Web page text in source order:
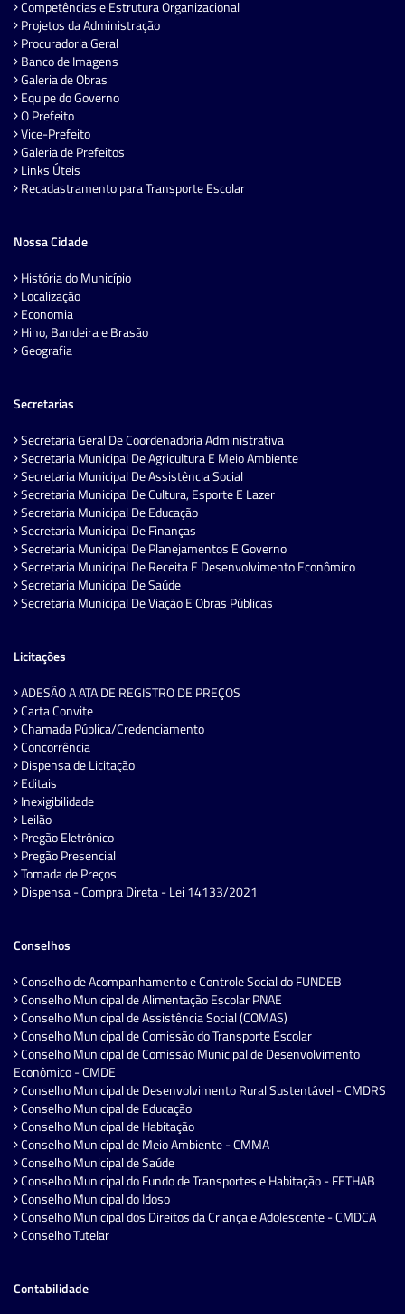
Competências e Estrutura Organizacional
Projetos da Administração
Procuradoria Geral
Banco de Imagens
Galeria de Obras
Equipe do Governo
O Prefeito
Vice-Prefeito
Galeria de Prefeitos
Links Úteis
Recadastramento para Transporte Escolar
Nossa Cidade
História do Município
Localização
Economia
Hino, Bandeira e Brasão
Geografia
Secretarias
Secretaria Geral De Coordenadoria Administrativa
Secretaria Municipal De Agricultura E Meio Ambiente
Secretaria Municipal De Assistência Social
Secretaria Municipal De Cultura, Esporte E Lazer
Secretaria Municipal De Educação
Secretaria Municipal De Finanças
Secretaria Municipal De Planejamentos E Governo
Secretaria Municipal De Receita E Desenvolvimento Econômico
Secretaria Municipal De Saúde
Secretaria Municipal De Viação E Obras Públicas
Licitações
ADESÃO A ATA DE REGISTRO DE PREÇOS
Carta Convite
Chamada Pública/Credenciamento
Concorrência
Dispensa de Licitação
Editais
Inexigibilidade
Leilão
Pregão Eletrônico
Pregão Presencial
Tomada de Preços
Dispensa - Compra Direta - Lei 14133/2021
Conselhos
Conselho de Acompanhamento e Controle Social do FUNDEB
Conselho Municipal de Alimentação Escolar PNAE
Conselho Municipal de Assistência Social (COMAS)
Conselho Municipal de Comissão do Transporte Escolar
Conselho Municipal de Comissão Municipal de Desenvolvimento
Econômico - CMDE
Conselho Municipal de Desenvolvimento Rural Sustentável - CMDRS
Conselho Municipal de Educação
Conselho Municipal de Habitação
Conselho Municipal de Meio Ambiente - CMMA
Conselho Municipal de Saúde
Conselho Municipal do Fundo de Transportes e Habitação - FETHAB
Conselho Municipal do Idoso
Conselho Municipal dos Direitos da Criança e Adolescente - CMDCA
Conselho Tutelar
Contabilidade